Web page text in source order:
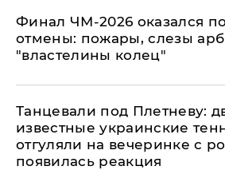
Финал ЧМ-2026 оказался
отмены: пожары, слезы
"властелины колец"
Танцевали под Плетневу:
известные украинские
отгуляли на вечеринке с
появилась реакция